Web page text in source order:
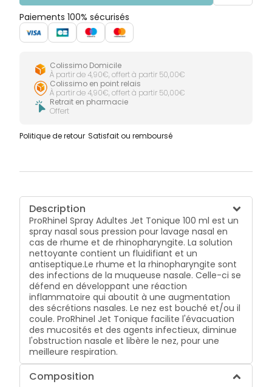
Paiements 100% sécurisés
Colissimo Domicile
À partir de 4,90€, offert à partir 50,00€
Colissimo en point relais
À partir de 4,90€, offert à partir 50,00€
Retrait en pharmacie
Offert
Politique de retour Satisfait ou remboursé
Description
ProRhinel Spray Adultes Jet Tonique 100 ml est un
spray nasal sous pression pour lavage nasal en
cas de rhume et de rhinopharyngite. La solution
nettoyante contient un fluidifiant et un
antiseptique.Le rhume et la rhinopharyngite sont
des infections de la muqueuse nasale. Celle-ci se
défend en développant une réaction
inflammatoire qui aboutit à une augmentation
des sécrétions nasales. Le nez est bouché et/ou il
coule. ProRhinel Jet Tonique facilite l'évacuation
des mucosités et des agents infectieux, diminue
l'obstruction nasale et libère le nez, pour une
meilleure respiration.
Composition